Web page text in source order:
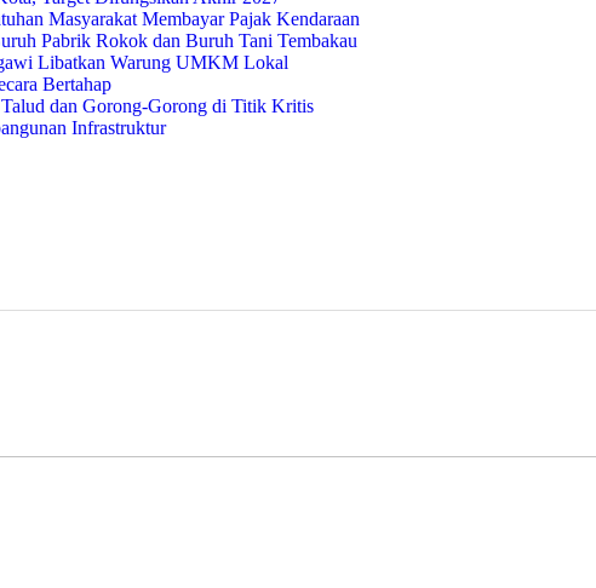
Masyarakat Membayar Pajak Kendaraan
Pabrik Rokok dan Buruh Tani Tembakau
Libatkan Warung UMKM Lokal
Bertahap
dan Gorong-Gorong di Titik Kritis
Infrastruktur